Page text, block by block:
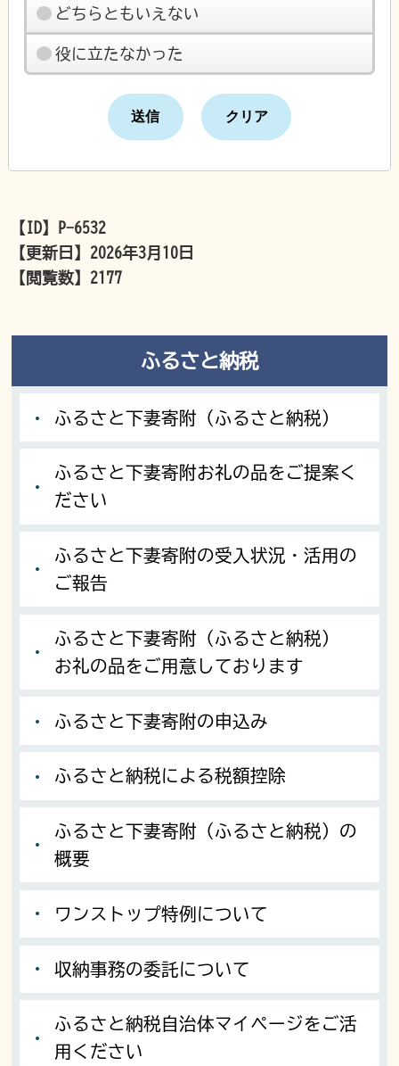
どちらともいえない
役に立たなかった
【ID】
P-6532
【更新日】 2026年3月10日
【閲覧数】 2177
ふるさと納税
ふるさと下妻寄附（ふるさと納税）
ふるさと下妻寄附お礼の品をご提案く
ださい
ふるさと下妻寄附の受入状況・活用の
ご報告
ふるさと下妻寄附（ふるさと納税）
お礼の品をご用意しております
ふるさと下妻寄附の申込み
ふるさと納税による税額控除
ふるさと下妻寄附（ふるさと納税）の
概要
ワンストップ特例について
収納事務の委託について
ふるさと納税自治体マイページをご活
用ください